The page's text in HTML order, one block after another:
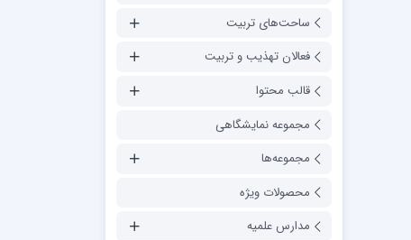
ساحت‌های تربیت
فعالان تهذیب و تربیت
قالب محتوا
مجموعه نمایشگاهی
مجموعه‌ها
محصولات ویژه
مدارس علمیه